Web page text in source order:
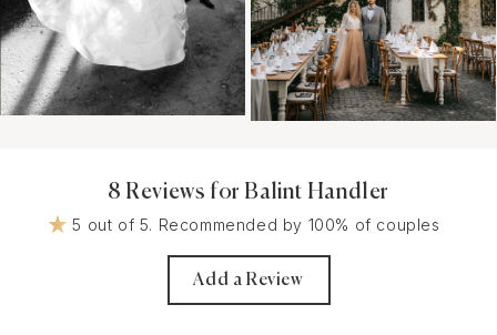
8 Reviews for Balint Handler
5 out of 5. Recommended by 100% of couples
Add a Review